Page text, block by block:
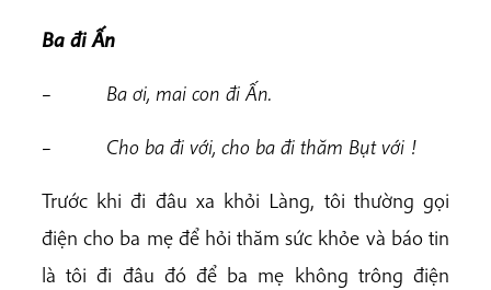
Ba đi Ấn
– Ba ơi, mai con đi Ấn.
– Cho ba đi với, cho ba đi thăm Bụt với !
Trước khi đi đâu xa khỏi Làng, tôi thường gọi
điện cho ba mẹ để hỏi thăm sức khỏe và báo tin
là tôi đi đâu đó để ba mẹ không trông điện